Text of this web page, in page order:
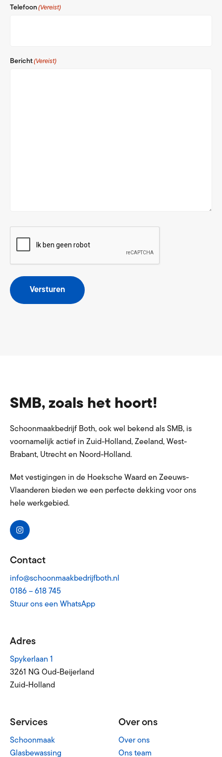
Telefoon(Vereist)
Bericht(Vereist)
Versturen
SMB, zoals het hoort!
Schoonmaakbedrijf Both, ook wel bekend als SMB, is
voornamelijk actief in Zuid-Holland, Zeeland, West-
Brabant, Utrecht en Noord-Holland.
Met vestigingen in de Hoeksche Waard en Zeeuws-
Vlaanderen bieden we een perfecte dekking voor ons
hele werkgebied.
Contact
info@schoonmaakbedrijfboth.nl
0186 – 618 745
Stuur ons een WhatsApp
Adres
Spykerlaan 1
3261 NG Oud-Beijerland
Zuid-Holland
Services
Schoonmaak
Glasbewassing
Over ons
Over ons
Ons team